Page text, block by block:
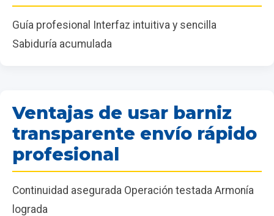
Guía profesional Interfaz intuitiva y sencilla
Sabiduría acumulada
Ventajas de usar barniz
transparente envío rápido
profesional
Continuidad asegurada Operación testada Armonía
lograda